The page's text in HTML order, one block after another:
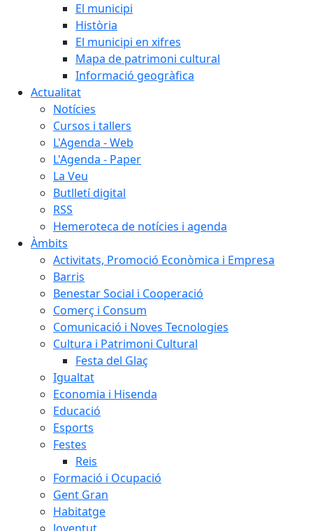
El municipi
Història
El municipi en xifres
Mapa de patrimoni cultural
Informació geogràfica
Actualitat
Notícies
Cursos i tallers
L'Agenda - Web
L'Agenda - Paper
La Veu
Butlletí digital
RSS
Hemeroteca de notícies i agenda
Àmbits
Activitats, Promoció Econòmica i Empresa
Barris
Benestar Social i Cooperació
Comerç i Consum
Comunicació i Noves Tecnologies
Cultura i Patrimoni Cultural
Festa del Glaç
Igualtat
Economia i Hisenda
Educació
Esports
Festes
Reis
Formació i Ocupació
Gent Gran
Habitatge